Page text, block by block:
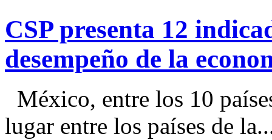
CSP presenta 12
desempeño de la
México, entre los 10
lugar entre los países de